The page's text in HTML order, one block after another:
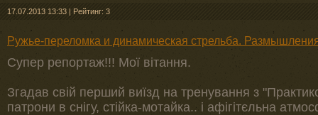
17.07.2013 13:33 | Рейтинг: 3
Ружье-переломка и динамическая стрельба.
Супер репортаж!!! Мої вітання.
Згадав свій перший виїзд на тренування з
патрони в снігу, стійка-мотайка.. і афігітєльна